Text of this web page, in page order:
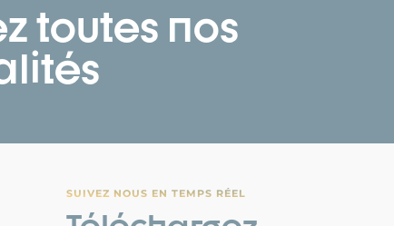
toutes nos
SUIVEZ NOUS EN TEMPS RÉEL